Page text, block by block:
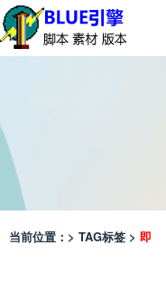
当前位置：> TAG标签 > 即